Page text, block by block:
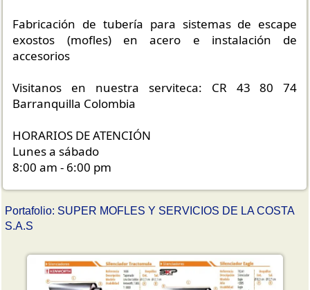
Fabricación de tubería para sistemas de escape
exostos (mofles) en acero e instalación de
accesorios
Visitanos en nuestra serviteca: CR 43 80 74
Barranquilla Colombia
HORARIOS DE ATENCIÓN
Lunes a sábado
8:00 am - 6:00 pm
Portafolio: SUPER MOFLES Y SERVICIOS DE LA COSTA
S.A.S